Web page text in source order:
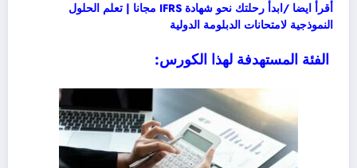
أقرأ ايضا /ابدأ رحلتك نحو شهادة IFRS مجانا | تعلم الحلول
النموذجية لامتحانات الدبلومة الدولية
الفئة المستهدفة لهذا الكورس: